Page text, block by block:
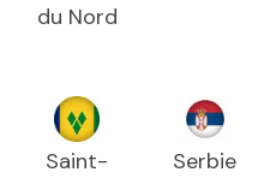
du Nord
Saint-
Serbie